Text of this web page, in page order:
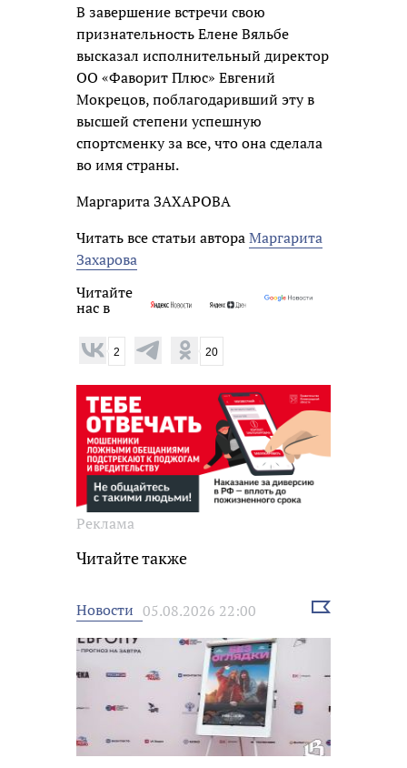
В завершение встречи свою
признательность Елене Вяльбе
высказал исполнительный директор
ОО «Фаворит Плюс» Евгений
Мокрецов, поблагодаривший эту в
высшей степени успешную
спортсменку за все, что она сделала
во имя страны.
Маргарита ЗАХАРОВА
Читать все статьи автораМаргарита
Захарова
Читайте
нас в
2 20
Реклама
Читайте также
Новости 05.08.2026 22:00
Выбрать